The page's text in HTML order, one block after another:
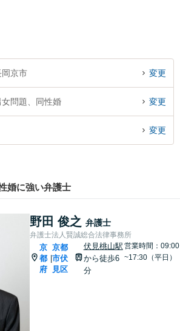
京市 変更
問題、同性婚 変更
変更
婚に強い弁護士
野田 俊之 弁護士
弁護士法人賢誠総合法律事務所
京
都
府
京都
市伏
見区
伏見桃山駅
から徒歩6
分
営業時間：09:00
~17:30（平日）